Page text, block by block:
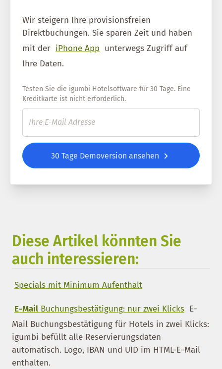
Wir steigern Ihre provisionsfreien
Direktbuchungen. Sie sparen Zeit und haben
mit der iPhone App unterwegs Zugriff auf
Ihre Daten.
Testen Sie die igumbi Hotelsoftware für 30 Tage. Eine
Kreditkarte ist nicht erforderlich.
30 Tage Demoversion ansehen
Diese Artikel könnten Sie
auch interessieren:
Specials mit Minimum Aufenthalt
E-Mail Buchungsbestätigung: nur zwei Klicks E-
Mail Buchungsbestätigung für Hotels in zwei Klicks:
igumbi befüllt alle Reservierungsdaten
automatisch. Logo, IBAN und UID im HTML-E-Mail
enthalten.